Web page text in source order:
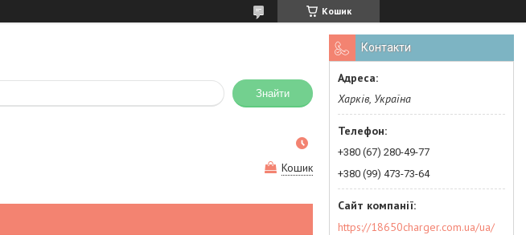
Кошик
Знайти
Кошик
Контакти
Харків, Україна
+380 (67) 280-49-77
+380 (99) 473-73-64
https://18650charger.com.ua/ua/